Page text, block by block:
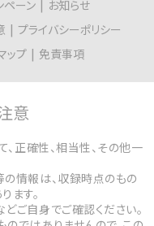
ペーン
お知らせ
プライバシーポリシー
ップ 免責事項
意
正確性、相当性、その他一
の情報は、収録時点のもの
ます。
ご自身でご確認ください。